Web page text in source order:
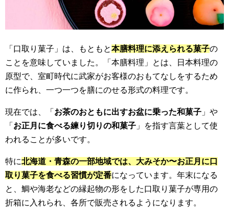
「口取り菓子」は、もともと本膳料理に添えられる菓子の
ことを意味していました。「本膳料理」とは、日本料理の
原型で、室町時代に武家がお客様のおもてなしをするため
に作られ、一つ一つを膳にのせる形式の料理です。
現在では、「 お茶のおともに出すお盆に乗った和菓子 」や
「 お正月に食べる練り切りの和菓子 」を指す言葉として使
われることが多いです。
特に北海道・青森の一部地域では、大みそか〜お正月に口
取り菓子を食べる習慣が定番になっています。年末になる
と、鯛や海老などの縁起物の形をした口取り菓子が専用の
折箱に入れられ、各所で販売されるようになります。